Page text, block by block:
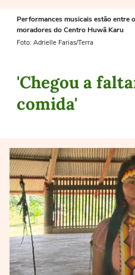
Performances musicais estão entre
moradores do Centro Huwã Karu
Foto: Adrielle Farias/Terra
'Chegou a
comida'